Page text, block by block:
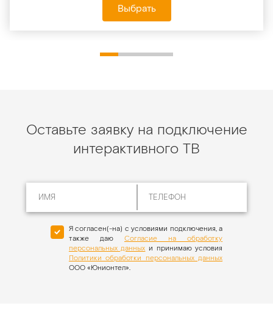
Выбрать
Оставьте заявку на подключение
интерактивного ТВ
Я согласен(-на) с условиями подключения, а
также даю Согласие на обработку
персональных данных и принимаю условия
Политики обработки персональных данных
ООО «Юнионтел».